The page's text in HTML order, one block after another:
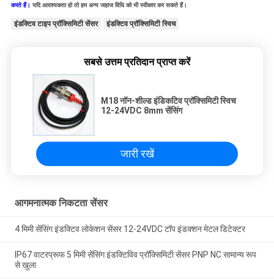
करते हैं। यदि आवश्यकता हो तो हम अन्य जहाज विधि को भी स्वीकार कर सकते हैं।
इंडक्टिव टाइप प्रॉक्सिमिटी सेंसर इंडक्टिव प्रॉक्सिमिटी स्विच
सबसे उत्तम प्रतिदान प्राप्त करें
M18 नॉन-शील्ड इंडिकटिव प्रॉक्सिमिटी स्विच
12-24VDC 8mm सेंसिंग
जारी रखें
आगमनात्मक निकटता सेंसर
4 मिमी सेंसिंग इंडक्टिव लोकेशन सेंसर 12-24VDC टॉप इंडक्शन मेटल डिटेक्टर
IP67 वाटरप्रूफ 5 मिमी सेंसिंग इंडक्टिविव प्रॉक्सिमिटी सेंसर PNP NC सामान्य रूप
से खुला